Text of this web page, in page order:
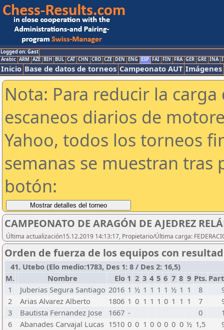
Logged on: Gast
Arabic ARM AZE BIH BUL CAT CHN CRO CZE DEN ENG ESP FAI FIN FRA GER GRE INA
Inicio Base de datos de torneos Campeonato AUT Imágenes
Nota: Para reducir la
escaneos diarios de
Yahoo, todos los torneos
semanas se muestran tras
botón:
CAMPEONATO DE ARAGÓN DE AJEDREZ
Última actualización15.12.2019 14:13:17, Propietario/Última carga:
Orden de fuerza de los equipos con
41. Utebo (Elo medio:1783, Des 1: 8 / Des 2: 16,5)
M.
Nombre Elo 1 2 3 4 5 6 7 8 9 Pts.
1
Juberias Segura Santiago 2016 1 ½ 1 1 1 1 ½ 1 1 8
2
Arias Alvarez Alberto 1806 1 0 1 1 1 0 1 1 1 7
3
Bautista Fernandez Jose 1667 - 0
6
Abanades Carvajal Lucas 1510 0 0 1 0 0 0 0 0 ½ 1,5